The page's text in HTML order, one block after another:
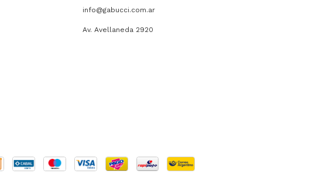
info@gabucci.com.ar
Av. Avellaneda 2920